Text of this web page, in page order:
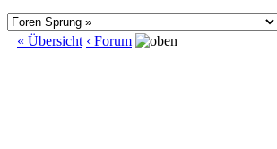
« Übersicht ‹ Forum